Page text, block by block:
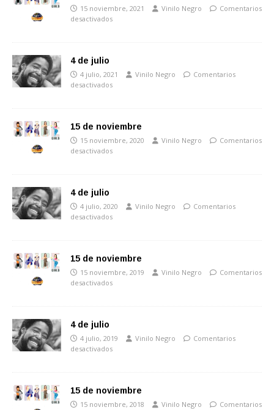
15 noviembre, 2021 Vinilo Negro
Comentarios
desactivados
4 de julio
4 julio, 2021 Vinilo Negro
Comentarios
desactivados
15 de noviembre
15 noviembre, 2020 Vinilo Negro
Comentarios
desactivados
4 de julio
4 julio, 2020 Vinilo Negro
Comentarios
desactivados
15 de noviembre
15 noviembre, 2019 Vinilo Negro
Comentarios
desactivados
4 de julio
4 julio, 2019 Vinilo Negro
Comentarios
desactivados
15 de noviembre
15 noviembre, 2018 Vinilo Negro Comentarios